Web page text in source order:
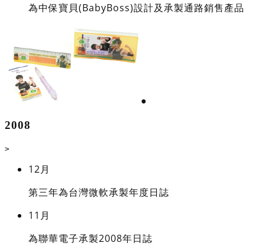
為中保寶貝(BabyBoss)設計及承製通路銷售產品
●
2008
>
12月
第三年為台灣微軟承製年度日誌
11月
為聯華電子承製2008年日誌